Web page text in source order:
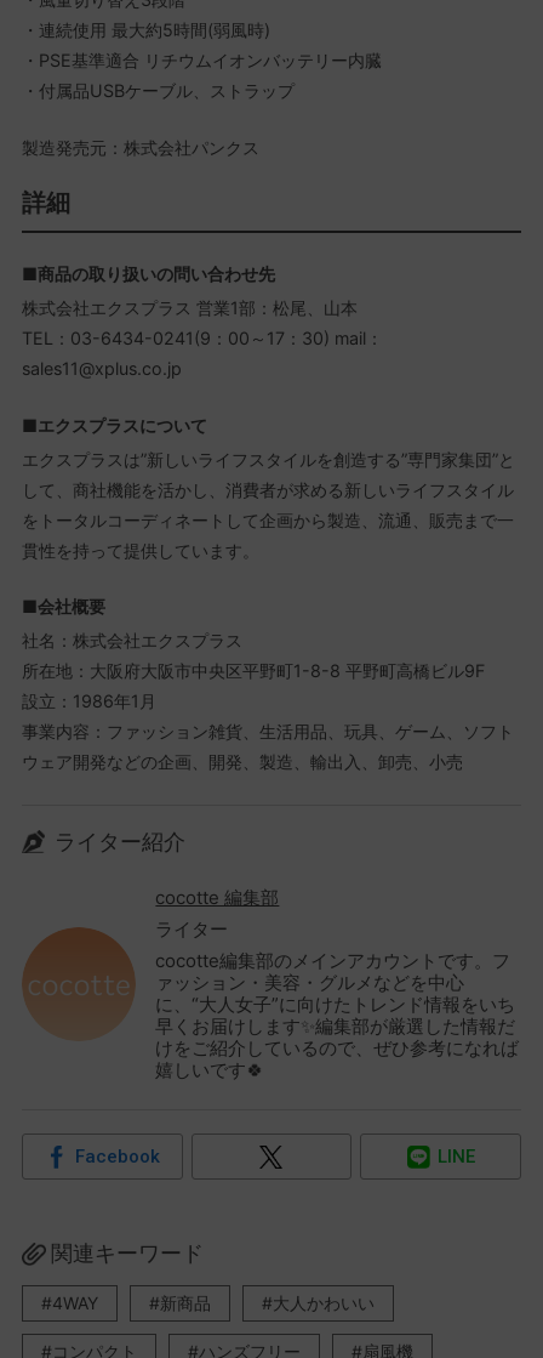
・連続使用 最大約5時間(弱風時)
・PSE基準適合 リチウムイオンバッテリー内臓
・付属品USBケーブル、ストラップ
製造発売元：株式会社パンクス
詳細
■商品の取り扱いの問い合わせ先
株式会社エクスプラス 営業1部：松尾、山本
TEL：03-6434-0241(9：00～17：30) mail：
sales11@xplus.co.jp
■エクスプラスについて
エクスプラスは”新しいライフスタイルを創造する”専門家集団”と
して、商社機能を活かし、消費者が求める新しいライフスタイル
をトータルコーディネートして企画から製造、流通、販売まで一
貫性を持って提供しています。
■会社概要
社名：株式会社エクスプラス
所在地：大阪府大阪市中央区平野町1-8-8 平野町高橋ビル9F
設立：1986年1月
事業内容：ファッション雑貨、生活用品、玩具、ゲーム、ソフト
ウェア開発などの企画、開発、製造、輸出入、卸売、小売
ライター紹介
cocotte 編集部
ライター
cocotte編集部のメインアカウントです。フ
ァッション・美容・グルメなどを中心
に、“大人女子”に向けたトレンド情報をいち
早くお届けします✨編集部が厳選した情報だ
けをご紹介しているので、ぜひ参考になれば
嬉しいです🍀
Facebook LINE
関連キーワード
4WAY 新商品 大人かわいい
コンパクト ハンズフリー 扇風機